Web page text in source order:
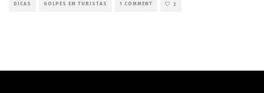
DICAS GOLPES EM TURISTAS 1 COMMENT 2